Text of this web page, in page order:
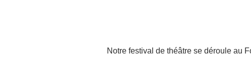
Notre festival de théâtre se déroule au